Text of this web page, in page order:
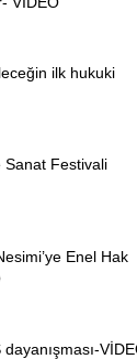
ilk hukuki
Sanat Festivali
Enel Hak